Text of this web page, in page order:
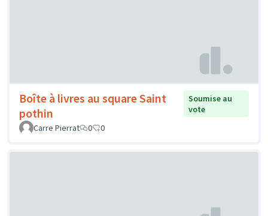
Boîte à livres au square Saint
pothin
Soumise au
vote
Carre Pierrat
0 0